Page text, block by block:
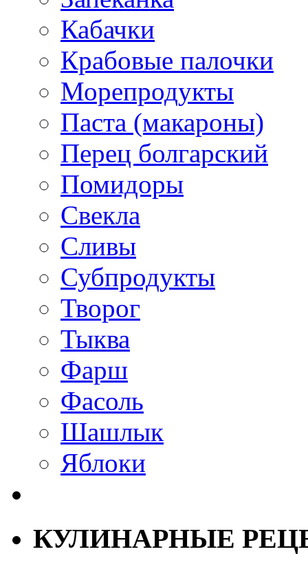
Кабачки
Крабовые палочки
Морепродукты
Паста (макароны)
Перец болгарский
Помидоры
Свекла
Сливы
Субпродукты
Творог
Тыква
Фарш
Фасоль
Шашлык
Яблоки
КУЛИНАРНЫЕ